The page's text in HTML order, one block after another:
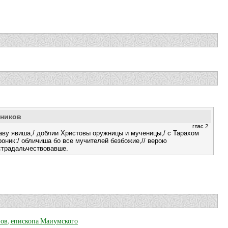
глас 2
явиша,/ доблии Христовы оружницы и мученицы,/ с Тарахом
обличиша бо все мучителей безбожие,// верою
епископа Маиумского